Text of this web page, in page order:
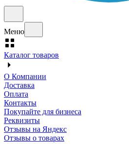
Меню
Каталог товаров
О Компании
Доставка
Оплата
Контакты
Покупайте для бизнеса
Реквизиты
Отзывы на Яндекс
Отзывы о товарах